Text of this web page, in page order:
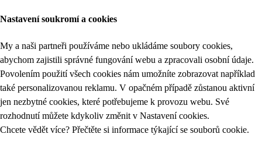
Nastavení soukromí a cookies
My a naši partneři používáme nebo ukládáme soubory cookies,
abychom zajistili správné fungování webu a zpracovali osobní údaje.
Povolením použití všech cookies nám umožníte zobrazovat například
také personalizovanou reklamu. V opačném případě zůstanou aktivní
jen nezbytné cookies, které potřebujeme k provozu webu. Své
rozhodnutí můžete kdykoliv změnit v Nastavení cookies.
Chcete vědět více? Přečtěte si informace týkající se souborů cookie.